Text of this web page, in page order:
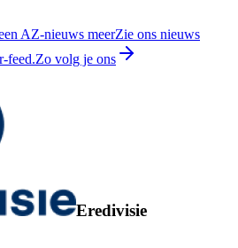
AZ-nieuws meerZie ons nieuws
feed.Zo volg je ons
Eredivisie